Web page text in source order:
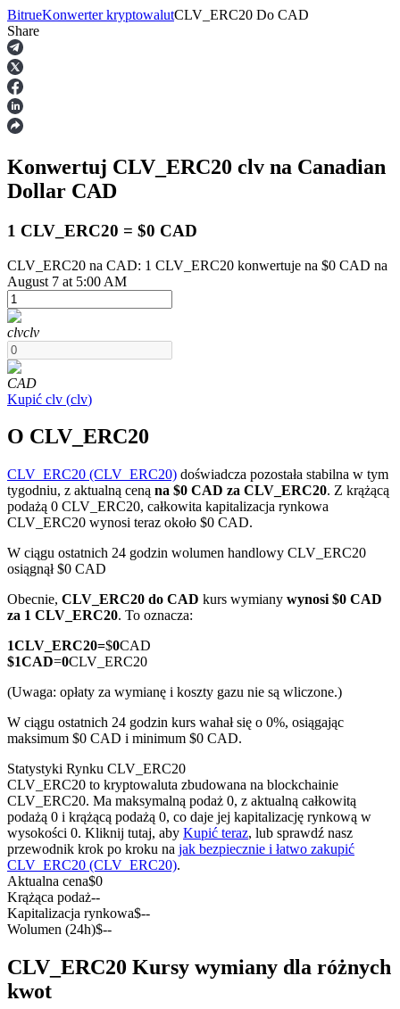
Kontrakty terminowe
Kontrakty terminowe na USDT
Kontrakty terminowe COIN-M
Kontrakty terminowe na kryptowaluty
TradFi
Instrumenty pochodne na akcje, forex, metale szlachetne i
towary
Kontrakty terminowe na USDC
Kontrakty futures wykorzystujące USDC jako zabezpieczenie
BitrueKonwerter kryptowalutCLV_ERC20 Do CAD
Share
Konwertuj CLV_ERC20 clv na Canadian
Dollar CAD
1 CLV_ERC20 = $0 CAD
CLV_ERC20 na CAD: 1 CLV_ERC20 konwertuje na $0 CAD na
August 7 at 5:00 AM
clvclv
CAD
Kupić clv (clv)
O CLV_ERC20
CLV_ERC20 (CLV_ERC20) doświadcza pozostała stabilna w tym
tygodniu, z aktualną ceną na $0 CAD za CLV_ERC20. Z krążącą
podażą 0 CLV_ERC20, całkowita kapitalizacja rynkowa
CLV_ERC20 wynosi teraz około $0 CAD.
W ciągu ostatnich 24 godzin wolumen handlowy CLV_ERC20
osiągnął $0 CAD
Obecnie, CLV_ERC20 do CAD kurs wymiany wynosi $0 CAD
za 1 CLV_ERC20. To oznacza:
1CLV_ERC20=$0CAD
$1CAD=0CLV_ERC20
(Uwaga: opłaty za wymianę i koszty gazu nie są wliczone.)
W ciągu ostatnich 24 godzin kurs wahał się o 0%, osiągając
maksimum $0 CAD i minimum $0 CAD.
Statystyki Rynku CLV_ERC20
CLV_ERC20 to kryptowaluta zbudowana na blockchainie
CLV_ERC20. Ma maksymalną podaż 0, z aktualną całkowitą
podażą 0 i krążącą podażą 0, co daje jej kapitalizację rynkową w
wysokości 0. Kliknij tutaj, aby Kupić teraz, lub sprawdź nasz
przewodnik krok po kroku na jak bezpiecznie i łatwo zakupić
CLV_ERC20 (CLV_ERC20).
Aktualna cena$0
Krążąca podaż--
Kapitalizacja rynkowa$--
Wolumen (24h)$--
CLV_ERC20 Kursy wymiany dla różnych
kwot